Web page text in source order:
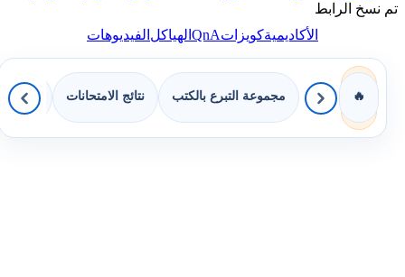
تم نسخ الرابط
الأكاديميةكويزاتQnAالهياكلالفيديوهات
🔥 مجموعة التبرع بالكتب نتائج الامتحانات